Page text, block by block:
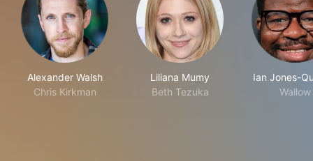
Alexander Walsh
Chris Kirkman
Liliana Mumy
Beth Tezuka
Ian Jones-
Wallow